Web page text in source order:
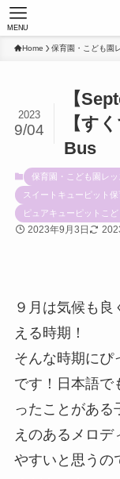
MENU
Home 保育園・こども園
【
【す
Bus
2023
9/04
保育園・こども園レッ
スイートキューピット保
ピュアキューピットこど
2023年9月3日
９月は気候も
える時期！
そんな時期にぴ
です！日本語で
ったことがある
えのあるメロデ
やすいと思うの